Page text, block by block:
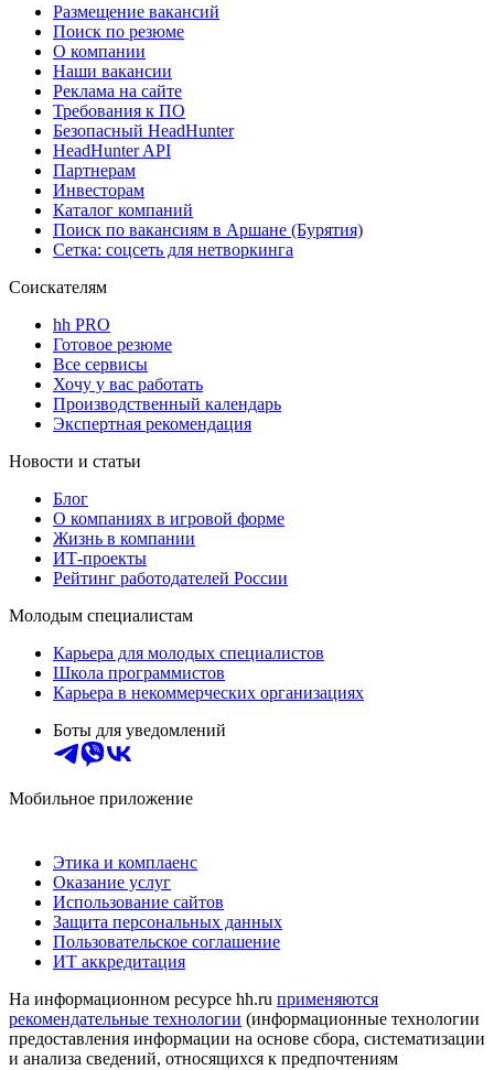
Размещение вакансий
Поиск по резюме
О компании
Наши вакансии
Реклама на сайте
Требования к ПО
Безопасный HeadHunter
HeadHunter API
Партнерам
Инвесторам
Каталог компаний
Поиск по вакансиям в Аршане (Бурятия)
Сетка: соцсеть для нетворкинга
Соискателям
hh PRO
Готовое резюме
Все сервисы
Хочу у вас работать
Производственный календарь
Экспертная рекомендация
Новости и статьи
Блог
О компаниях в игровой форме
Жизнь в компании
ИТ-проекты
Рейтинг работодателей России
Молодым специалистам
Карьера для молодых специалистов
Школа программистов
Карьера в некоммерческих организациях
Боты для уведомлений
Мобильное приложение
Этика и комплаенс
Оказание услуг
Использование сайтов
Защита персональных данных
Пользовательское соглашение
ИТ аккредитация
На информационном ресурсе hh.ru применяются
рекомендательные технологии (информационные технологии
предоставления информации на основе сбора, систематизации
и анализа сведений, относящихся к предпочтениям